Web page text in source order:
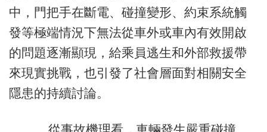
中，門把手在斷電、碰撞變形、約束系統觸
發等極端情況下無法從車外或車內有效開啟
的問題逐漸顯現，給乘員逃生和外部救援帶
來現實挑戰，也引發了社會層面對相關安全
隱患的持續討論。